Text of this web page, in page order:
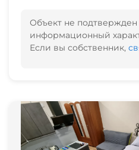
Объект не подтвержден
информационный
Если вы собственник,